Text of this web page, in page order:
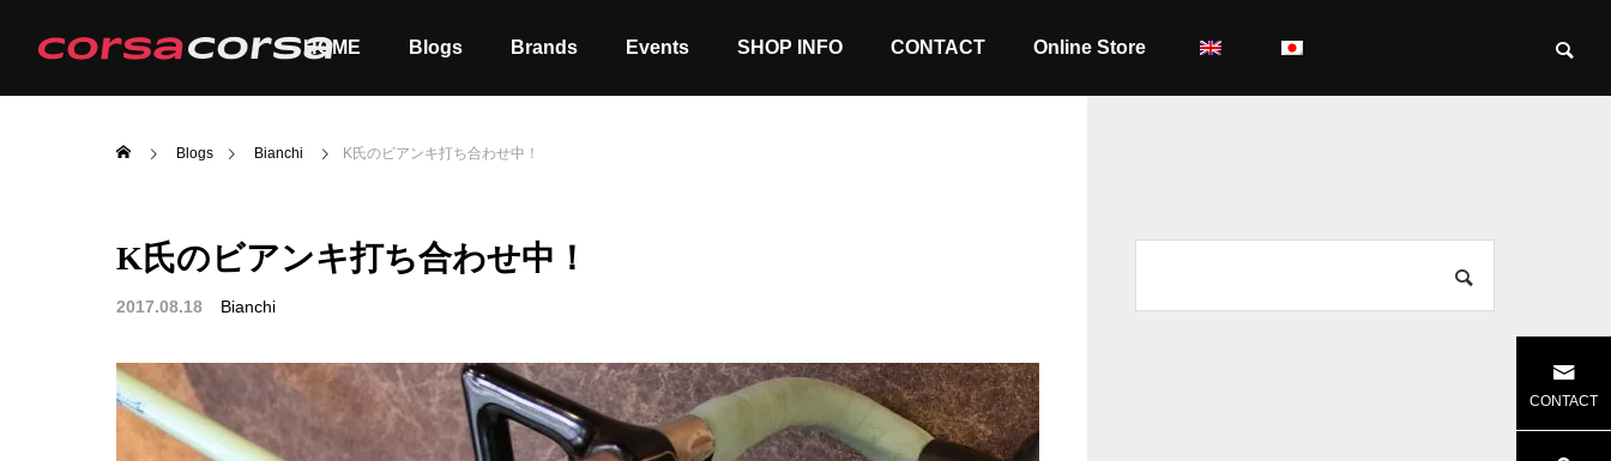
HOME Blogs Brands Events SHOP INFO CONTACT Online Store
ALL
Blogs Bianchi K氏のビアンキ打ち合わせ中！
K氏のビアンキ打ち合わせ中！
2017.08.18 Bianchi
CONTACT